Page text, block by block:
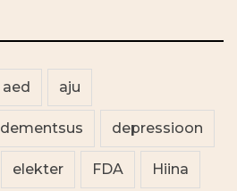
aed aju
dementsus depressioon
elekter FDA Hiina